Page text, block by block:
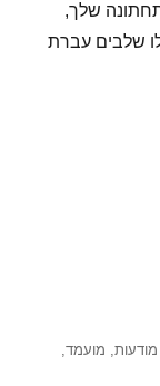
שלך,
שלבים עברת
מודעות, מועמד,